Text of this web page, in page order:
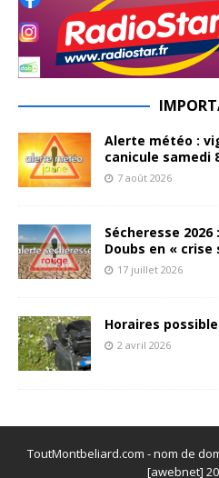
Alerte météo :
canicule samedi
7 août 2026
Sécheresse
Doubs en « crise
17 juillet 2026
Horaires
2 avril 2026
ToutMontbeliard.com - nom de
[awebnet]